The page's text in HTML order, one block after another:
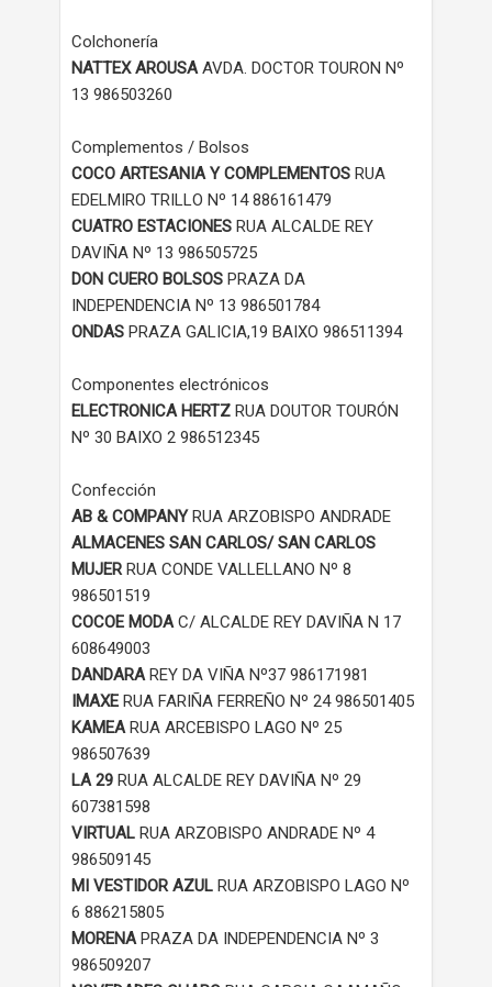
Colchonería
NATTEX AROUSAAVDA. DOCTOR TOURON Nº
13 986503260
Complementos / Bolsos
COCO ARTESANIA Y COMPLEMENTOS RUA
EDELMIRO TRILLO Nº 14 886161479
CUATRO ESTACIONES RUA ALCALDE REY
DAVIÑA Nº 13 986505725
DON CUERO BOLSOS PRAZA DA
INDEPENDENCIA Nº 13 986501784
ONDAS PRAZA GALICIA,19 BAIXO 986511394
Componentes electrónicos
ELECTRONICA HERTZ RUA DOUTOR TOURÓN
Nº 30 BAIXO 2 986512345
Confección
AB & COMPANYRUA ARZOBISPO ANDRADE
ALMACENES SAN CARLOS/ SAN CARLOS
MUJERRUA CONDE VALLELLANO Nº 8
986501519
COCOE MODAC/ ALCALDE REY DAVIÑA N 17
608649003
DANDARAREY DA VIÑA Nº37 986171981
IMAXE RUA FARIÑA FERREÑO Nº 24 986501405
KAMEARUA ARCEBISPO LAGO Nº 25
986507639
LA 29 RUA ALCALDE REY DAVIÑA Nº 29
607381598
VIRTUAL RUA ARZOBISPO ANDRADE Nº 4
986509145
MI VESTIDOR AZUL RUA ARZOBISPO LAGO Nº
6 886215805
MORENAPRAZA DA INDEPENDENCIA Nº 3
986509207